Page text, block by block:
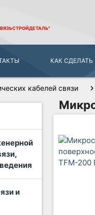
КАК СДЕЛАТЬ
кабелей связи
и